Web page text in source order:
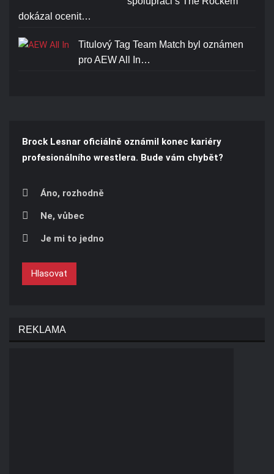
dokázal ocenit…
Titulový Tag Team Match byl oznámen
pro AEW All In…
Brock Lesnar oficiálně oznámil konec kariéry
profesionálního wrestlera. Bude vám chybět?
Áno, rozhodně
Ne, vůbec
Je mi to jedno
Hlasovat
REKLAMA